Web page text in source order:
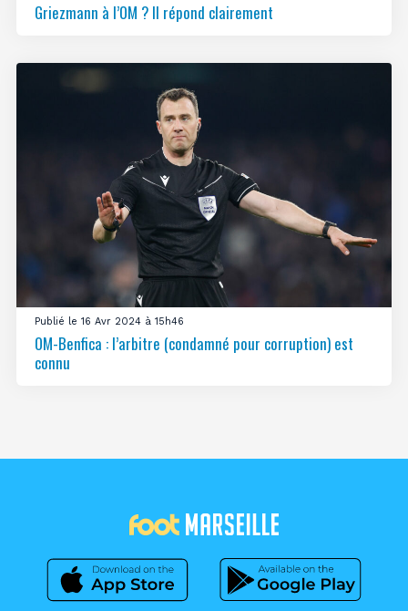
Griezmann à l’OM ? Il répond clairement
Publié le 16 Avr 2024 à 15h46
OM-Benfica : l’arbitre (condamné pour corruption) est
connu